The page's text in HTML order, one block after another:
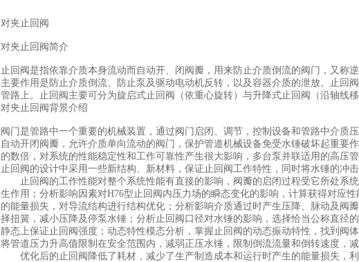
对夹止回阀
对夹止回阀简介
止回阀是指依靠介质本身流动而自动开、闭阀瓣，用来防止介质倒流的阀门，又称
主要作用是防止介质倒流、防止泵及驱动电动机反转，以及容器介质的泄放。止回
管路上。止回阀主要可分为旋启式止回阀（依重心旋转）与升降式止回阀（沿轴线
对夹止回阀背景介绍
阀门是管路中一个重要的机械装置，通过阀门启闭、调节，控制设备和管路中介质
自动开闭阀瓣，允许介质单向流动的阀门，保护管道机械设备免受水锤破坏起重要
的数倍，对系统的性能稳定性和工作可靠性产生很大影响，多台泵并联适用的高压
止回阀的设计中采用一些新结构、新材料，保证止回阀工作特性，同时将水锤的冲
止回阀的工作性能对整个系统性能有直接的影响，阀瓣的启闭过程受它所处系
生作用；分析影响因素对H76型止回阀内压力场的瞬态变化的影响，计算获得对应
的能量损失，对导流结构进行结构优化；分析影响介质通过时产生压降、脉动及阀
择扭簧，减小压降及停泵水锤；分析止回阀口径对水锤的影响，选择恰当公称直径
静态上保证止回阀强度；动态特性模态分析，掌握止回阀的动态振动特性，找到阀
将管道压力升高值限制在安全范围内，减弱正压水锤，限制倒流流量和倒转速度，
优化后的止回阀降低了耗材，减少了生产制造成本和运行时产生的能量损失，利